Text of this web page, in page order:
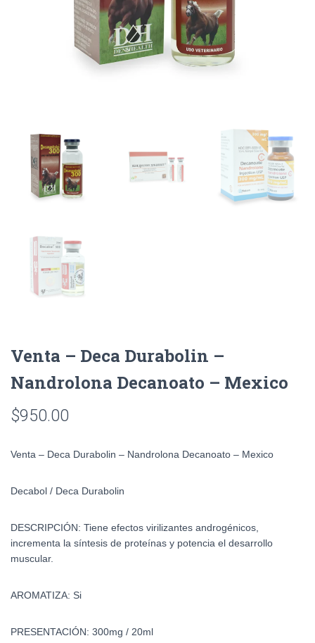
Venta – Deca Durabolin –
Nandrolona Decanoato – Mexico
$950.00
Venta – Deca Durabolin – Nandrolona Decanoato – Mexico
Decabol / Deca Durabolin
DESCRIPCIÓN: Tiene efectos virilizantes androgénicos,
incrementa la síntesis de proteínas y potencia el desarrollo
muscular.
AROMATIZA: Si
PRESENTACIÓN: 300mg / 20ml